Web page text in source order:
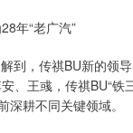
年“老广汽”
，传祺BU新的领
、王彧，传祺BU“铁
深耕不同关键领域。